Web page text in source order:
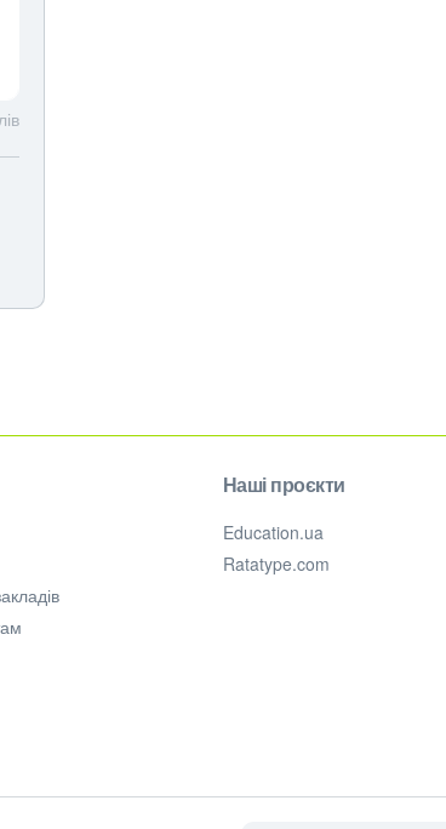
Наші проєкти
Education.ua
Ratatype.com